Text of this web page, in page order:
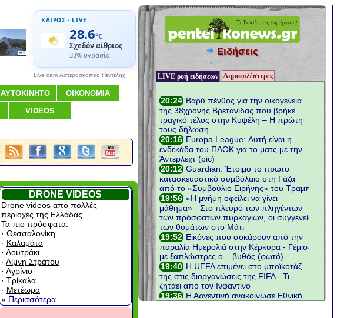
ΚΑΙΡΟΣ · LIVE
28.6°C
Σχεδόν αίθριος
33% υγρασία
Live cam Αστεροσκοπείο Πεντέλης
ΑΥΤΟΚΙΝΗΤΟ ΟΙΚΟΝΟΜΙΑ
VIDEOS
DRONE VIDEOS
Drone videos από πολλές
περιοχές της Ελλάδας.
Τα πιο πρόσφατα:
· Θεσσαλονίκη
· Καλαμάτα
· Λουτράκι
· Λίμνη Στράτου
· Αγρίνιο
· Τρίκαλα
· Μετέωρα
» Περισσότερα
Ειδήσεις
LIVE ροή ειδήσεων Δημοφιλέστερες